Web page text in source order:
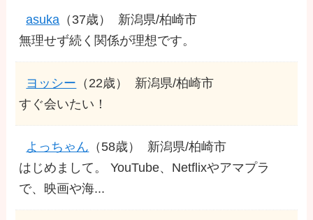
asuka （37歳）
新潟県/柏崎市
無理せず続く関係が理想です。
ヨッシー （22歳）
新潟県/柏崎市
すぐ会いたい！
よっちゃん （58歳）
新潟県/柏崎市
はじめまして。 YouTube、Netflixやアマプラ
で、映画や海...